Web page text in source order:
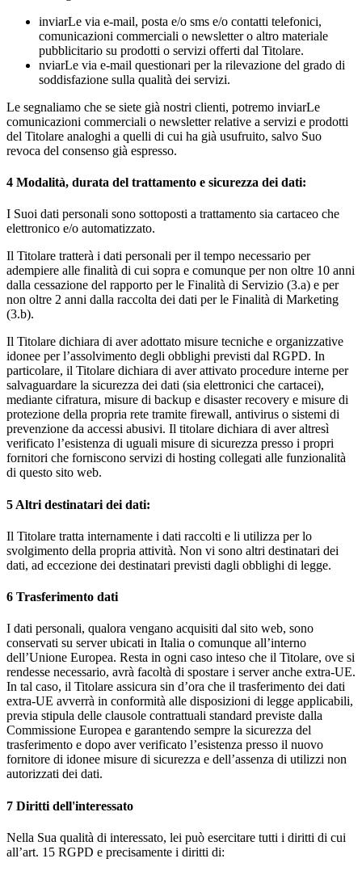
inviarLe via e-mail, posta e/o sms e/o contatti telefonici,
comunicazioni commerciali o newsletter o altro materiale
pubblicitario su prodotti o servizi offerti dal Titolare.
nviarLe via e-mail questionari per la rilevazione del grado di
soddisfazione sulla qualità dei servizi.
Le segnaliamo che se siete già nostri clienti, potremo inviarLe
comunicazioni commerciali o newsletter relative a servizi e prodotti
del Titolare analoghi a quelli di cui ha già usufruito, salvo Suo
revoca del consenso già espresso.
4 Modalità, durata del trattamento e sicurezza dei dati:
I Suoi dati personali sono sottoposti a trattamento sia cartaceo che
elettronico e/o automatizzato.
Il Titolare tratterà i dati personali per il tempo necessario per
adempiere alle finalità di cui sopra e comunque per non oltre 10 anni
dalla cessazione del rapporto per le Finalità di Servizio (3.a) e per
non oltre 2 anni dalla raccolta dei dati per le Finalità di Marketing
(3.b).
Il Titolare dichiara di aver adottato misure tecniche e organizzative
idonee per l’assolvimento degli obblighi previsti dal RGPD. In
particolare, il Titolare dichiara di aver attivato procedure interne per
salvaguardare la sicurezza dei dati (sia elettronici che cartacei),
mediante cifratura, misure di backup e disaster recovery e misure di
protezione della propria rete tramite firewall, antivirus o sistemi di
prevenzione da accessi abusivi. Il titolare dichiara di aver altresì
verificato l’esistenza di uguali misure di sicurezza presso i propri
fornitori che forniscono servizi di hosting collegati alle funzionalità
di questo sito web.
5 Altri destinatari dei dati:
Il Titolare tratta internamente i dati raccolti e li utilizza per lo
svolgimento della propria attività. Non vi sono altri destinatari dei
dati, ad eccezione dei destinatari previsti dagli obblighi di legge.
6 Trasferimento dati
I dati personali, qualora vengano acquisiti dal sito web, sono
conservati su server ubicati in Italia o comunque all’interno
dell’Unione Europea. Resta in ogni caso inteso che il Titolare, ove si
rendesse necessario, avrà facoltà di spostare i server anche extra-UE.
In tal caso, il Titolare assicura sin d’ora che il trasferimento dei dati
extra-UE avverrà in conformità alle disposizioni di legge applicabili,
previa stipula delle clausole contrattuali standard previste dalla
Commissione Europea e garantendo sempre la sicurezza del
trasferimento e dopo aver verificato l’esistenza presso il nuovo
fornitore di idonee misure di sicurezza e dell’assenza di utilizzi non
autorizzati dei dati.
7 Diritti dell'interessato
Nella Sua qualità di interessato, lei può esercitare tutti i diritti di cui
all’art. 15 RGPD e precisamente i diritti di: